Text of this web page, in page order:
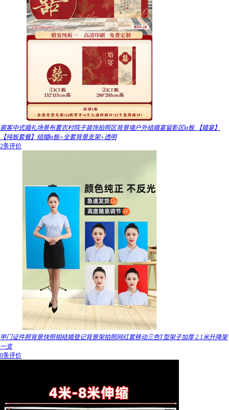
裴客中式婚礼场景布置农村院子装饰拍照区背景墙户外结婚宴留影区kt板 【婚宴】
【纯板套餐】结婚kt板+全套背景支架+透明
2条评价
甲门证件照背景快照相结婚登记背景架拍照网红套移动三色T型架子加厚 2.1米升降架
一支
0条评价